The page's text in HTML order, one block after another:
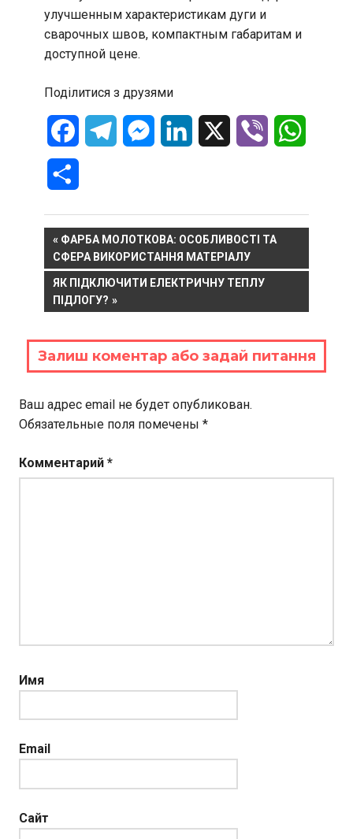
улучшенным характеристикам дуги и
сварочных швов, компактным габаритам и
доступной цене.
Поділитися з друзями
FacebookTelegramMessenger
LinkedIn Viber
Навигация
по
записям
PREVIOUS
POST:
ФАРБА МОЛОТКОВА: ОСОБЛИВОСТІ ТА
СФЕРА ВИКОРИСТАННЯ МАТЕРІАЛУ
NEXT
POST:
ЯК ПІДКЛЮЧИТИ ЕЛЕКТРИЧНУ ТЕПЛУ
ПІДЛОГУ?
Залиш коментар або задай питання
Ваш адрес email не будет опубликован.
Обязательные поля помечены *
Комментарий *
Имя
Email
Сайт